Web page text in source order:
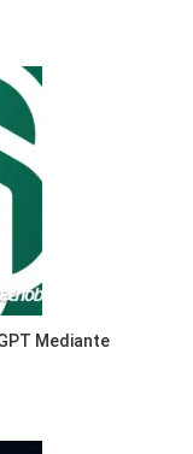
Mediante